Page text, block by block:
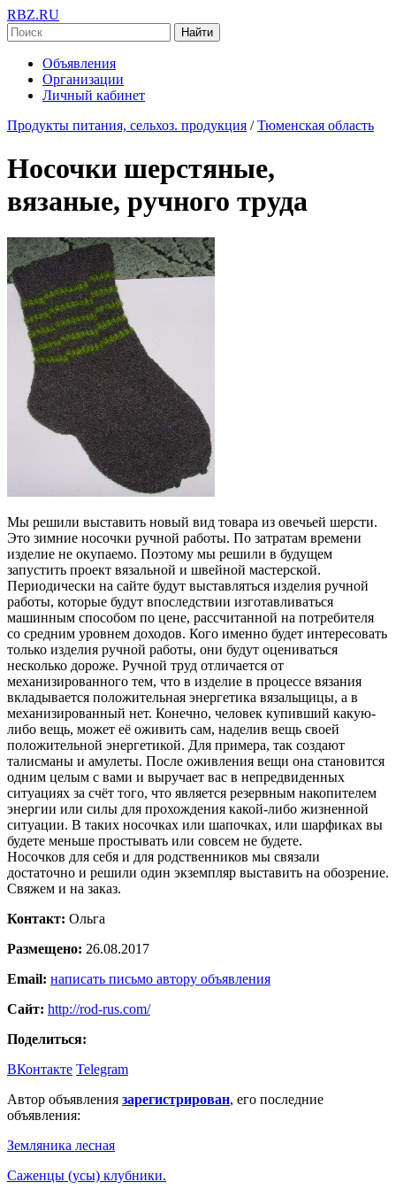
RBZ.RU
Найти
Объявления
Организации
Личный кабинет
Продукты питания, сельхоз. продукция / Тюменская область
Носочки шерстяные,
вязаные, ручного труда
Мы решили выставить новый вид товара из овечьей шерсти.
Это зимние носочки ручной работы. По затратам времени
изделие не окупаемо. Поэтому мы решили в будущем
запустить проект вязальной и швейной мастерской.
Периодически на сайте будут выставляться изделия ручной
работы, которые будут впоследствии изготавливаться
машинным способом по цене, рассчитанной на потребителя
со средним уровнем доходов. Кого именно будет интересовать
только изделия ручной работы, они будут оцениваться
несколько дороже. Ручной труд отличается от
механизированного тем, что в изделие в процессе вязания
вкладывается положительная энергетика вязальщицы, а в
механизированный нет. Конечно, человек купивший какую-
либо вещь, может её оживить сам, наделив вещь своей
положительной энергетикой. Для примера, так создают
талисманы и амулеты. После оживления вещи она становится
одним целым с вами и выручает вас в непредвиденных
ситуациях за счёт того, что является резервным накопителем
энергии или силы для прохождения какой-либо жизненной
ситуации. В таких носочках или шапочках, или шарфиках вы
будете меньше простывать или совсем не будете.
Носочков для себя и для родственников мы связали
достаточно и решили один экземпляр выставить на обозрение.
Свяжем и на заказ.
Контакт: Ольга
Размещено: 26.08.2017
Email: написать письмо автору объявления
Сайт: http://rod-rus.com/
Поделиться:
ВКонтакте Telegram
Автор объявления зарегистрирован, его последние
объявления:
Земляника лесная
Саженцы (усы) клубники.